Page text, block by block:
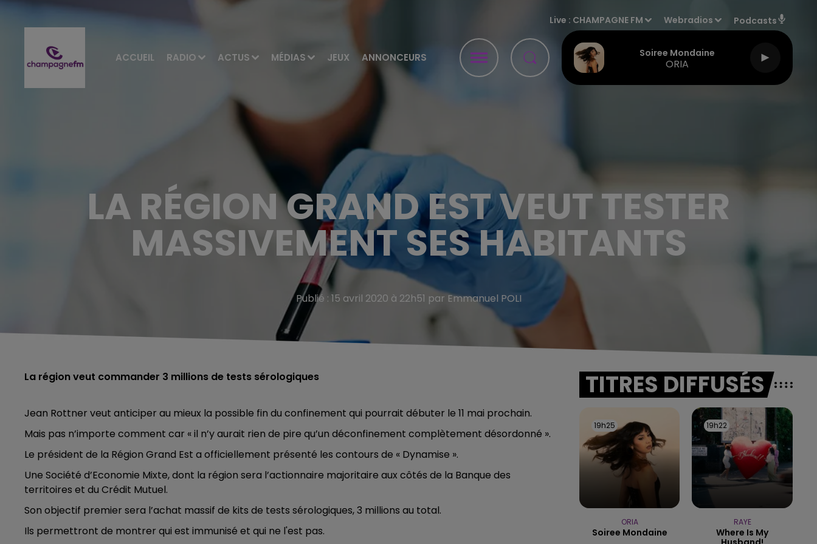
ACCUEIL RADIO ACTUS MÉDIAS JEUX ANNONCEURS
Live : CHAMPAGNE FM Webradios Podcasts
Soiree Mondaine
ORIA
LA RÉGION GRAND EST VEUT TESTER
MASSIVEMENT SES HABITANTS
Publié : 15 avril 2020 à 22h51 par Emmanuel POLI
La région veut commander 3 millions de tests sérologiques
Jean Rottner veut anticiper au mieux la possible fin du confinement qui pourrait débuter le 11 mai prochain.
Mais pas n’importe comment car « il n’y aurait rien de pire qu’un déconfinement complètement désordonné ».
Le président de la Région Grand Est a officiellement présenté les contours de « Dynamise ».
Une Société d’Economie Mixte, dont la région sera l’actionnaire majoritaire aux côtés de la Banque des
territoires et du Crédit Mutuel.
Son objectif premier sera l’achat massif de kits de tests sérologiques, 3 millions au total.
Ils permettront de montrer qui est immunisé et qui ne l'est pas.
TITRES DIFFUSÉS
19h25
19h25
ORIA
Soiree Mondaine
19h22
19h22
RAYE
Where Is My